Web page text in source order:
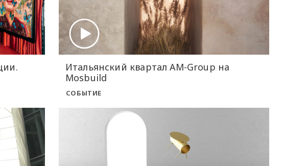
Итальянский квартал AM-Group на
Mosbuild
СОБЫТИЕ